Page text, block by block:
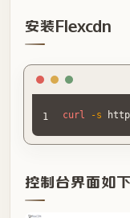
安装Flexcdn
curl -s
控制台界面如下